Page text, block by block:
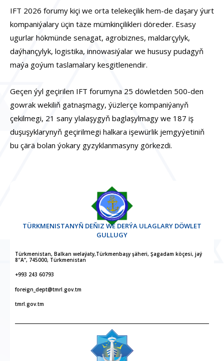
IFT 2026 forumy kiçi we orta telekeçilik hem-de daşary ýurt
kompaniýalary üçin täze mümkinçilikleri döreder. Esasy
ugurlar hökmünde senagat, agrobiznes, maldarçylyk,
daýhançylyk, logistika, innowasiýalar we hususy pudagyň
maýa goýum taslamalary kesgitlenendir.
Geçen ýyl geçirilen IFT forumyna 25 döwletden 500-den
gowrak wekiliň gatnaşmagy, ýüzlerçe kompaniýanyň
çekilmegi, 21 sany ylalaşygyň baglaşylmagy we 187 iş
duşuşyklarynyň geçirilmegi halkara işewürlik jemgyýetiniň
bu çärä bolan ýokary gyzyklanmasyny görkezdi.
TÜRKMENISTANYŇ DEŇIZ WE DERÝA ULAGLARY DÖWLET
GULLUGY
Türkmenistan, Balkan welaýaty,Türkmenbaşy şäheri, Şagadam köçesi, jaý
8″A”, 745000, Türkmenistan
+993 243 60793
foreign_dept@tmrl.gov.tm
tmrl.gov.tm